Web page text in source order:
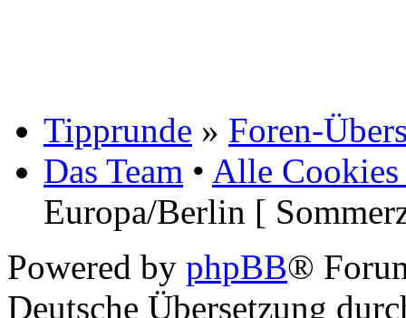
Tipprunde » Foren-
Das Team • Alle Cookies
Europa/Berlin [
Powered by phpBB®
Deutsche Übersetzung